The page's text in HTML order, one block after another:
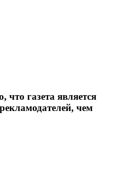
что газета является
чем